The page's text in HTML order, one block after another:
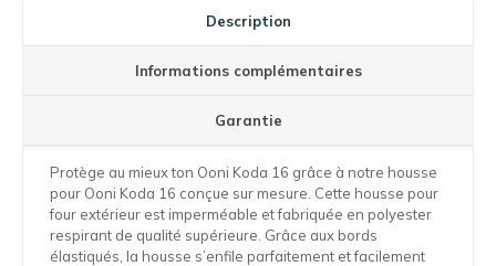
Description
Informations complémentaires
Garantie
Protège au mieux ton Ooni Koda 16 grâce à notre housse
pour Ooni Koda 16 conçue sur mesure. Cette housse pour
four extérieur est imperméable et fabriquée en polyester
respirant de qualité supérieure. Grâce aux bords
élastiqués, la housse s’enfile parfaitement et facilement